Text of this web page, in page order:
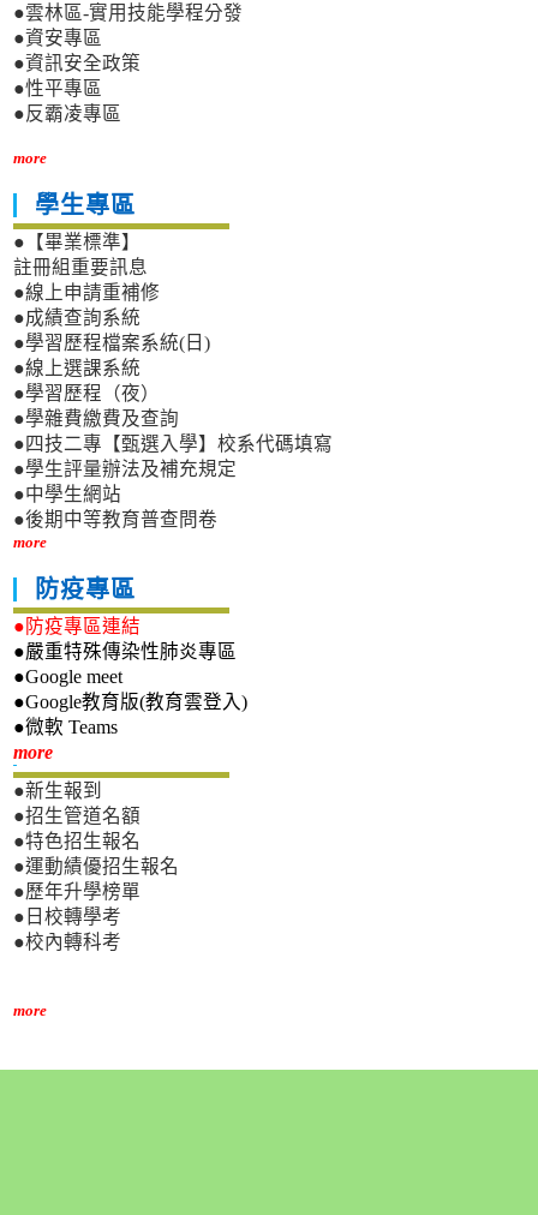
●雲林區-實用技能學程分發
●資安專區
●資訊安全政策
●性平專區
●反霸凌專區
more
學生專區
●【畢業標準】
註冊組重要訊息
●線上申請重補修
●成績查詢系統
●學習歷程檔案系統(日)
●線上選課系統
●學習歷程（夜）
●學雜費繳費及查詢
●四技二專【甄選入學】校系代碼填寫
●學生評量辦法及補充規定
●中學生網站
●後期中等教育普查問卷
more
防疫專區
●防疫專區連結
●嚴重特殊傳染性肺炎專區
●Google meet
●Google教育版(教育雲登入)
●微軟 Teams
more新生專區
●新生報到
●招生管道名額
●特色招生報名
●運動績優招生報名
●歷年升學榜單
●日校轉學考
●校內轉科考
more